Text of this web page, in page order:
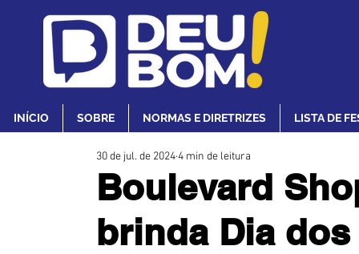
INÍCIO SOBRE NORMAS E DIRETRIZES LISTA DE
Boulevard
brinda Dia
30 de jul. de 20244 min de leitura